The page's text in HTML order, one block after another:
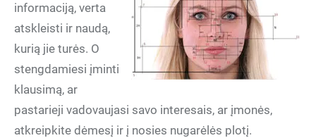
informaciją, verta
atskleisti ir naudą,
kurią jie turės. O
stengdamiesi įminti
klausimą, ar
pastarieji vadovaujasi savo interesais, ar įmonės,
atkreipkite dėmesį ir į nosies nugarėlės plotį.